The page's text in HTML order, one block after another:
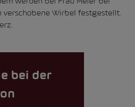
verschobene Wirbel festgestellt.
bei der